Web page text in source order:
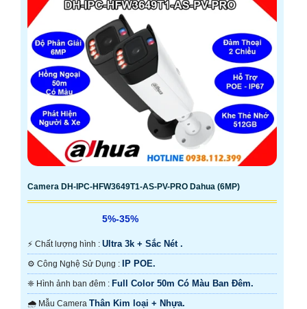
Camera DH-IPC-HFW3649T1-AS-PV-PRO Dahua (6MP)
5%-35%
️⚡ Chất lượng hình : Ultra 3k + Sắc Nét .
⚙ Công Nghệ Sử Dụng : IP POE.
❈ Hình ảnh ban đêm : Full Color 50m Có Màu Ban Ðêm.
🌧️ Mẫu Camera Thân Kim loại + Nhựa.